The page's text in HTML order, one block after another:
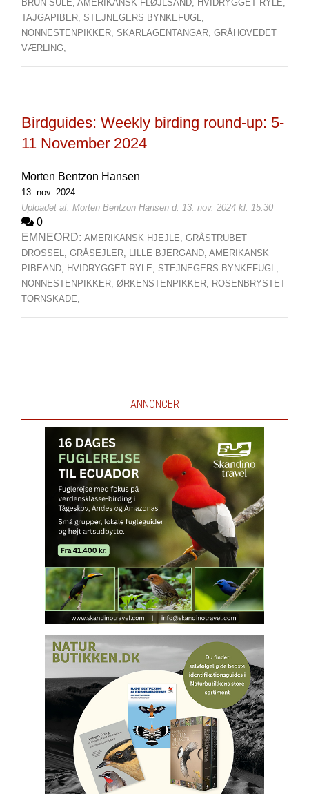
BRUN SULE, AMERIKANSK FLØJLSAND, HVIDRYGGET RYLE,
TAJGAPIBER, STEJNEGERS BYNKEFUGL,
NONNESTENPIKKER, SKARLAGENTANGAR, GRÅHOVEDET
VÆRLING,
Birdguides: Weekly birding round-up: 5-
11 November 2024
Morten Bentzon Hansen
13. nov. 2024
Uploadet af: Morten Bentzon Hansen d. 13. nov. 2024 kl. 15:30
0
EMNEORD: AMERIKANSK HJEJLE, GRÅSTRUBET
DROSSEL, GRÅSEJLER, LILLE BJERGAND, AMERIKANSK
PIBEAND, HVIDRYGGET RYLE, STEJNEGERS BYNKEFUGL,
NONNESTENPIKKER, ØRKENSTENPIKKER, ROSENBRYSTET
TORNSKADE,
ANNONCER